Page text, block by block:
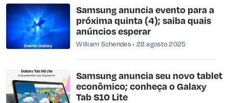
Samsung anuncia evento para a
próxima quinta (4); saiba quais
anúncios esperar
William Schendes 28 agosto 2025
Samsung anuncia seu novo tablet
econômico; conheça o Galaxy
Tab S10 Lite